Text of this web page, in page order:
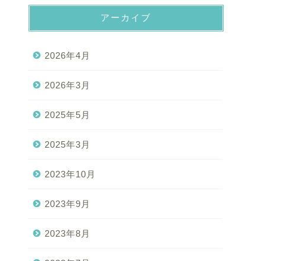
アーカイブ
2026年4月
2026年3月
2025年5月
2025年3月
2023年10月
2023年9月
2023年8月